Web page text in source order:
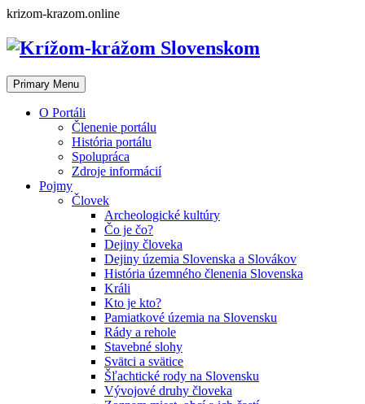
Skip
content
krizom-krazom.online
Primary Menu
O Portáli
Členenie portálu
História portálu
Spolupráca
Zdroje informácií
Pojmy
Človek
Archeologické kultúry
Čo je čo?
Dejiny človeka
Dejiny územia Slovenska a Slovákov
História územného členenia Slovenska
Králi
Kto je kto?
Pamiatkové územia na Slovensku
Rády a rehole
Stavebné slohy
Svätci a svätice
Šľachtické rody na Slovensku
Vývojové druhy človeka